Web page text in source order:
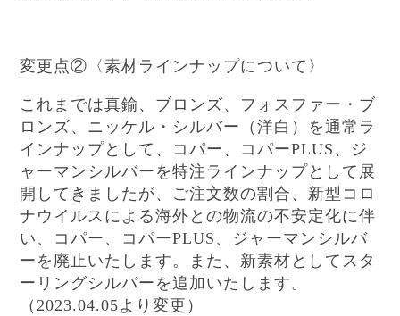
変更点②〈素材ラインナップについて〉
これまでは真鍮、ブロンズ、フォスファー・ブ
ロンズ、ニッケル・シルバー（洋白）を通常ラ
インナップとして、コパー、コパーPLUS 、ジ
ャーマンシルバーを特注ラインナップとして展
開してきましたが、ご注文数の割合、新型コロ
ナウイルスによる海外との物流の不安定化に伴
い、コパー、コパーPLUS 、ジャーマンシルバ
ーを廃止いたします。また、新素材としてスタ
ーリングシルバーを追加いたします。
（ 2023.04.05より変更）